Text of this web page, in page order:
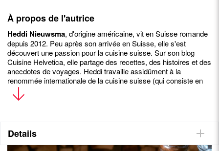
À propos de l'autrice
Heddi Nieuwsma, d'origine américaine, vit en Suisse romande
depuis 2012. Peu après son arrivée en Suisse, elle s'est
découvert une passion pour la cuisine suisse. Sur son blog
Cuisine Helvetica, elle partage des recettes, des histoires et des
anecdotes de voyages. Heddi travaille assidûment à la
renommée internationale de la cuisine suisse (qui consiste en
davantage que ces chocolats et fromages !). Elle a publié
maison
À propos du photographe
Artiste spécialisé à sa sortie des Gobelins en architecture et
Details